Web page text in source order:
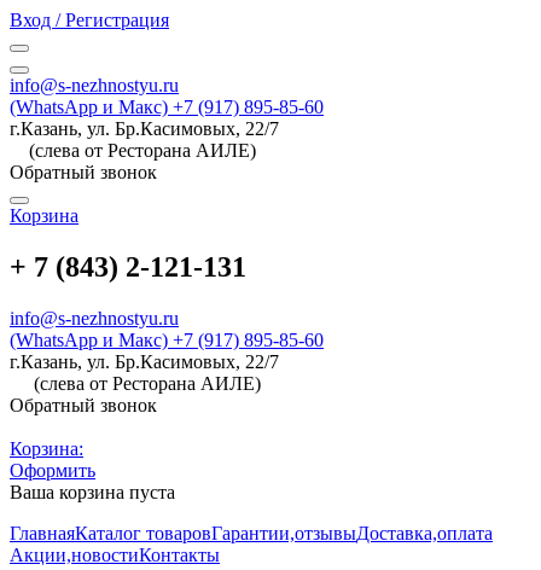
Вход / Регистрация
info@s-nezhnostyu.ru
(WhatsApp и Макс) +7 (917) 895-85-60
г.Казань, ул. Бр.Касимовых, 22/7
(слева от Ресторана АИЛЕ)
Обратный звонок
Корзина
+ 7 (843) 2-121-131
info@s-nezhnostyu.ru
(WhatsApp и Макс) +7 (917) 895-85-60
г.Казань, ул. Бр.Касимовых, 22/7
(слева от Ресторана АИЛЕ)
Обратный звонок
Корзина:
Оформить
Ваша корзина пуста
ГлавнаяКаталог товаровГарантии,отзывыДоставка,оплата
Акции,новостиКонтакты